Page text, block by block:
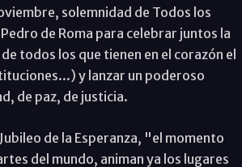
solemnidad de Todos los
de Roma para celebrar juntos la
todos los que tienen en el corazón el
y lanzar un poderoso
de paz, de justicia.
de la Esperanza, "el momento
del mundo, animan ya los lugares